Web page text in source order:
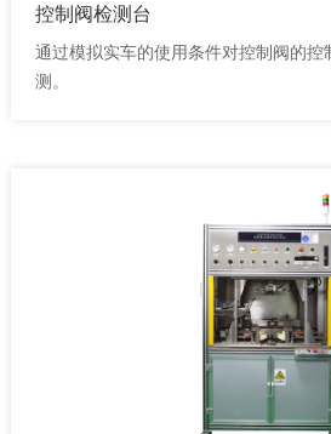
控制阀检测台
通过模拟实车的使用条件对控制阀的控
测。